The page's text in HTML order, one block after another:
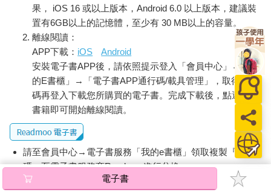
果， iOS 16 或以上版本，Android 6.0 以上版本，建議裝
置有6GB以上的記憶體，至少有 30 MB以上的容量。
離線閱讀：
APP下載： iOS
Android
安裝電子書APP後，請依照提示登入「會員中心」→「我
的E書櫃」→「電子書APP通行碼/載具管理」，取得通行
碼再登入下載您所購買的電子書。完成下載後，點選任一
書籍即可開始離線閱讀。
請至會員中心→電子書服務「我的e書櫃」領取複製『兌換
碼』至電子書服務商Readmoo進行兌換。
退換貨須知：
電子書